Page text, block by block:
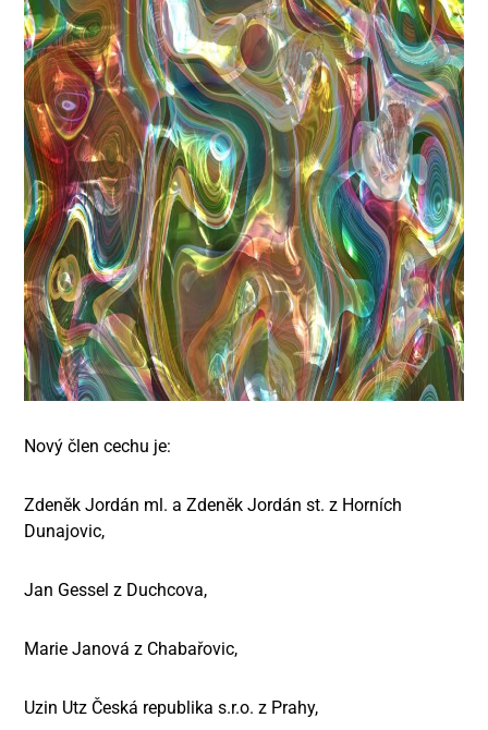
Nový člen cechu je:
Zdeněk Jordán ml. a Zdeněk Jordán st. z Horních
Dunajovic,
Jan Gessel z Duchcova,
Marie Janová z Chabařovic,
Uzin Utz Česká republika s.r.o. z Prahy,